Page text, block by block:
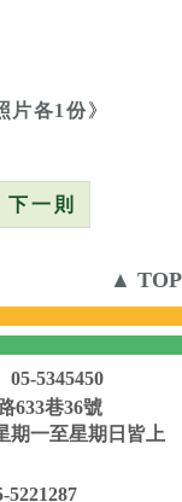
片各1份》
下一則
▲ TOP
05-5345450
633巷36號
期一至星期日皆上
5221287